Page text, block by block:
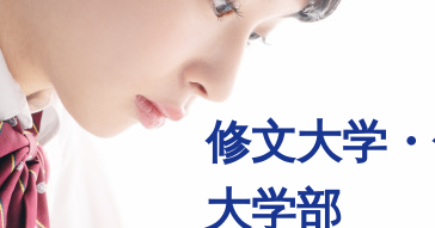
修文大学
大学部